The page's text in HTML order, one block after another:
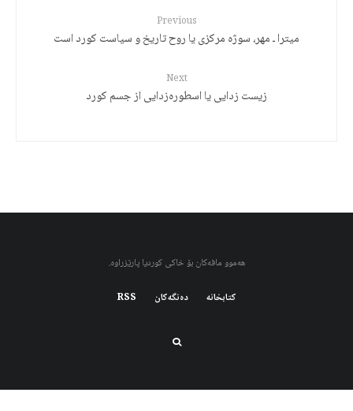
Previous
میترا ـ مهر، سوژه مرکزی یا روح تاریخ و سیاست کورد است
Next
زیست زدایی یا اسطورەزدایی از جسم کورد
هەموو مافەکان بۆ خاکی کوردیا پارێزراوە.
کتابخانه دەنگەکان RSS